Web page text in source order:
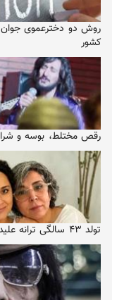
روش دو دخترعموی جوان
کشور
رقص مختلط، بوسه و
تولد ۴۳ سالگی ترانه علیدوستی